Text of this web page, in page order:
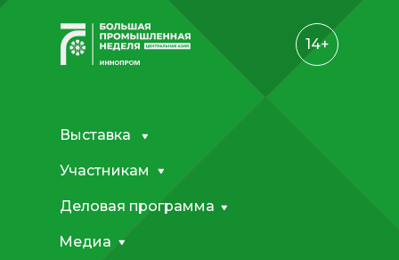
14+
Медиа
Участникам
Деловая программа
Выставка